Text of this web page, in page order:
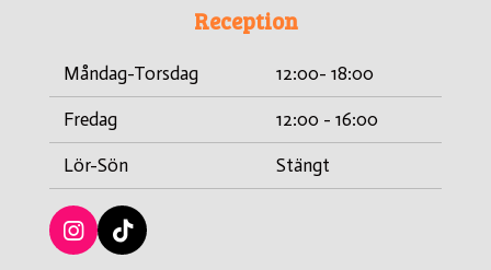
Reception
Måndag-Torsdag 12:00- 18:00
Fredag 12:00 - 16:00
Lör-Sön Stängt
I
n
T
i